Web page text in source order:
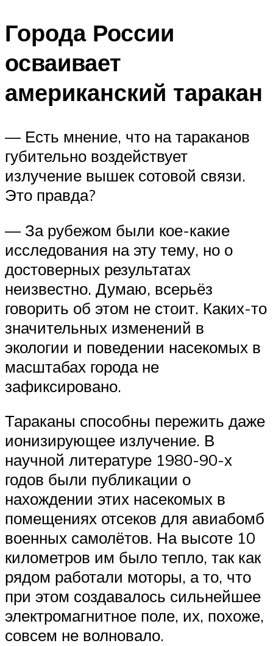
Города России
осваивает
американский таракан
— Есть мнение, что на тараканов
губительно воздействует
излучение вышек сотовой связи.
Это правда?
— За рубежом были кое-какие
исследования на эту тему, но о
достоверных результатах
неизвестно. Думаю, всерьёз
говорить об этом не стоит. Каких-то
значительных изменений в
экологии и поведении насекомых в
масштабах города не
зафиксировано.
Тараканы способны пережить даже
ионизирующее излучение. В
научной литературе 1980-90-х
годов были публикации о
нахождении этих насекомых в
помещениях отсеков для авиабомб
военных самолётов. На высоте 10
километров им было тепло, так как
рядом работали моторы, а то, что
при этом создавалось сильнейшее
электромагнитное поле, их, похоже,
совсем не волновало.